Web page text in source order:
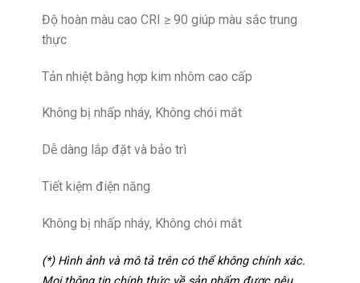
Độ hoàn màu cao CRI ≥ 90 giúp màu sắc trung
thực
Tản nhiệt bằng hợp kim nhôm cao cấp
Không bị nhấp nháy, Không chói mắt
Dễ dàng lắp đặt và bảo trì
Tiết kiệm điện năng
Không bị nhấp nháy, Không chói mắt
(*) Hình ảnh và mô tả trên có thể không chính xác.